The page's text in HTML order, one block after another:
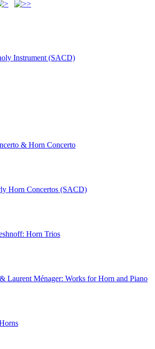
Instrument (SACD)
& Horn Concerto
Horn Concertos (SACD)
Horn Trios
Laurent Ménager: Works for Horn and Piano